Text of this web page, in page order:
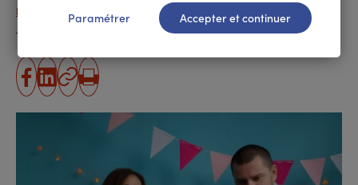
Peggy Cardin-Changizi
Temps de lecture estimé 6 minute(s)
partager
sur
facebook
partager
sur
linkedin
Copier
l'URL
Imprimer
Paramétrer Accepter et continuer